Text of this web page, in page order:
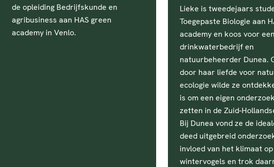
de opleiding Bedrijfskunde en
agribusiness aan HAS green
academy in Venlo.
Lieke is tweedejaars
Toegepaste Biologie aan
academy en koos voor
drinkwaterbedrijf en
natuurbeheerder Dunea.
door haar liefde voor
ecologie wilde ze
is om een eigen
zetten in de Zuid-
Bij Dunea vond ze de
deed uitgebreid
invloed van het klimaat op
wintervogels en trok